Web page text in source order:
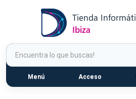
Menú Acceso